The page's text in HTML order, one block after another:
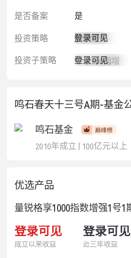
是否备案 是
投资策略 股票策略
登录可见
投资子策略 中证500指增
登录可见
鸣石春天十三号A期-基金
鸣石基金
2010年成立 | 100亿元以上
优选产品
量锐格享1000指数增强1号1
53.36%
成立以来收益
登录可见 52.84%
近三年收益
登录可见